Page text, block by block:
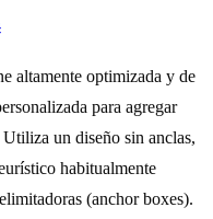
altamente optimizada y de
para agregar
un diseño sin anclas,
habitualmente
(anchor boxes).